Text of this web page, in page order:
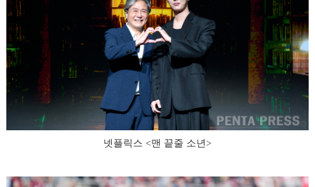
넷플릭스 <맨 끝줄 소년>